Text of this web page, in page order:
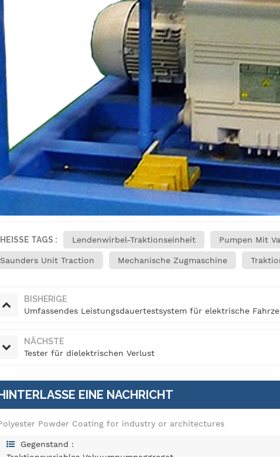
HEISSE TAGS : Lendenwirbel-Traktionseinheit Pumpen Mit
Saunders Unit Traction Mechanische Zugmaschine
BISHERIGE
Umfassendes Leistungsdauertestsystem für elektrische
NÄCHSTE
Tester für dielektrischen Verlust
EINE NACHRICHT
Powder Coating for industry or architectures
Gegenstand :